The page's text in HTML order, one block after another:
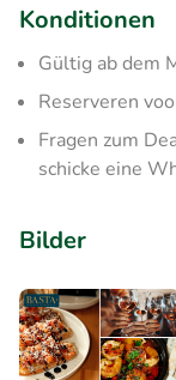
Konditionen
Gültig ab dem
Reserveren
Fragen zum
schicke eine
Bilder